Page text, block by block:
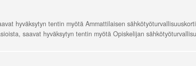
hyväksytyn tentin myötä Ammattilaisen
saavat hyväksytyn tentin myötä Opiskelijan